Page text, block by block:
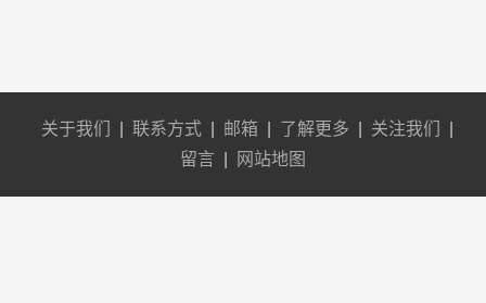
关于我们 联系方式 邮箱 了解更多 关注我们
留言
网站地图